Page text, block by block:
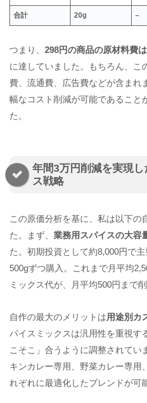
合計 20g –
つまり、 298円の商品の原材料費
に達していました。もちろん、こ
費、流通費、広告費などが含まれ
幅なコスト削減が可能であること
た。
年間3万円削減を実現
ス戦略
この原価分析を基に、私は以下の
た。まず、 業務用スパイスの大容
た。初期投資として約8,000円で
500gずつ購入。これまで月平均
ミックス代が、月平均500円まで
自作の最大のメリットは用途別カ
パイスミックスは汎用性を重視す
こそこ」合うように調整されてい
キンカレー専用、野菜カレー専用
れぞれに最適化したブレンドが可